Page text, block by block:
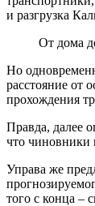
и разгрузка
От дома
Но
расстояние от
прохождения
Правда, далее
что чиновники
Управа же
того с конца –